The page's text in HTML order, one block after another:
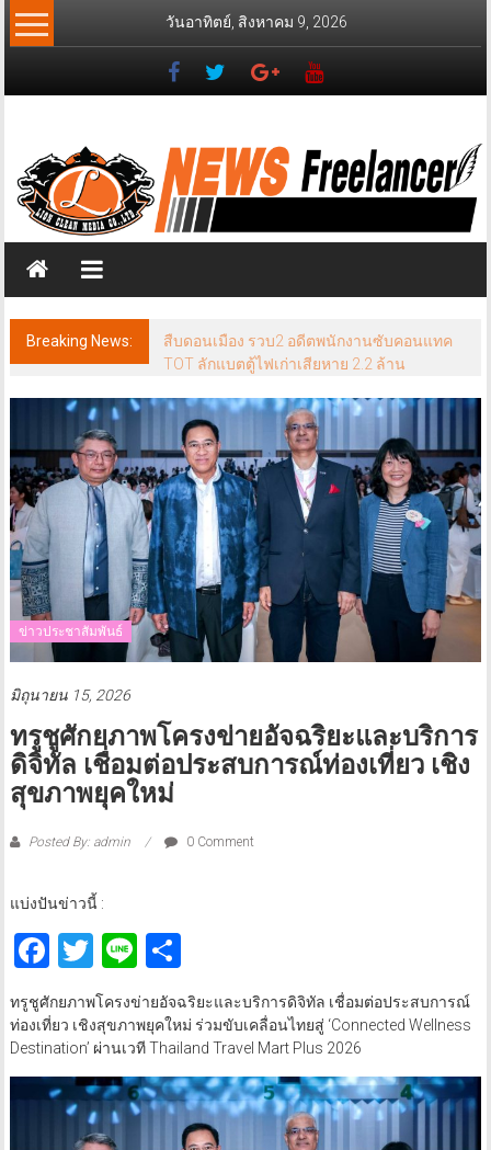
Skip
to
วันอาทิตย์, สิงหาคม 9, 2026
News
Freelancer
วส์
ฟรี
แลน
เซอร์
Breaking News:
ข่าวประชาสัมพันธ์
ทรูชูศักยภาพโครงข่ายอัจฉริยะและบริการ
ดิจิทัล เชื่อมต่อประสบการณ์ท่องเที่ยว เชิง
สุขภาพยุคใหม่
Facebook
Twitter
LineShare
ทรูชูศักยภาพโครงข่ายอัจฉริยะและบริการดิจิทัล เชื่อมต่อประสบการณ์
ท่องเที่ยว เชิงสุขภาพยุคใหม่ ร่วมขับเคลื่อนไทยสู่ ‘Connected Wellness